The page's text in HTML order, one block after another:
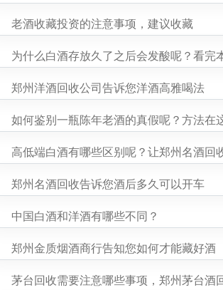
老酒收藏投资的注意事项，建议收藏
为什么白酒存放久了之后会发酸呢？看完
郑州洋酒回收公司告诉您洋酒高雅喝法
如何鉴别一瓶陈年老酒的真假呢？方法在
高低端白酒有哪些区别呢？让郑州名酒回
郑州名酒回收告诉您酒后多久可以开车
中国白酒和洋酒有哪些不同？
郑州金质烟酒商行告知您如何才能藏好酒
茅台回收需要注意哪些事项，郑州茅台酒